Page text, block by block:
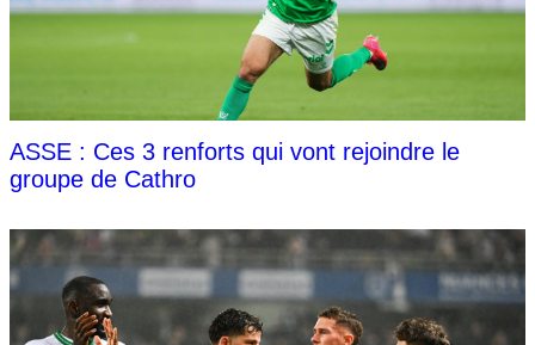
ASSE : Ces 3 renforts qui vont rejoindre le
groupe de Cathro